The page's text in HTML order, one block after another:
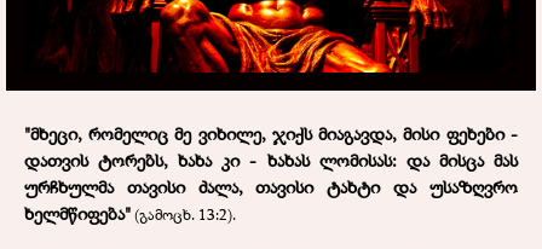
"მხეცი, რომელიც მე ვიხილე, ჯიქს მიაგავდა, მისი ფეხები -
დათვის ტორებს, ხახა კი - ხახას ლომისას: და მისცა მას
ურჩხულმა თავისი ძალა, თავისი ტახტი და უსაზღვრო
ხელმწიფება"(გამოცხ. 13:2).